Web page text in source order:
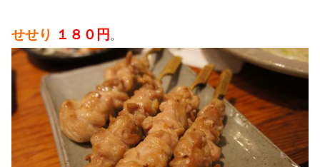
せせり １８０円 。